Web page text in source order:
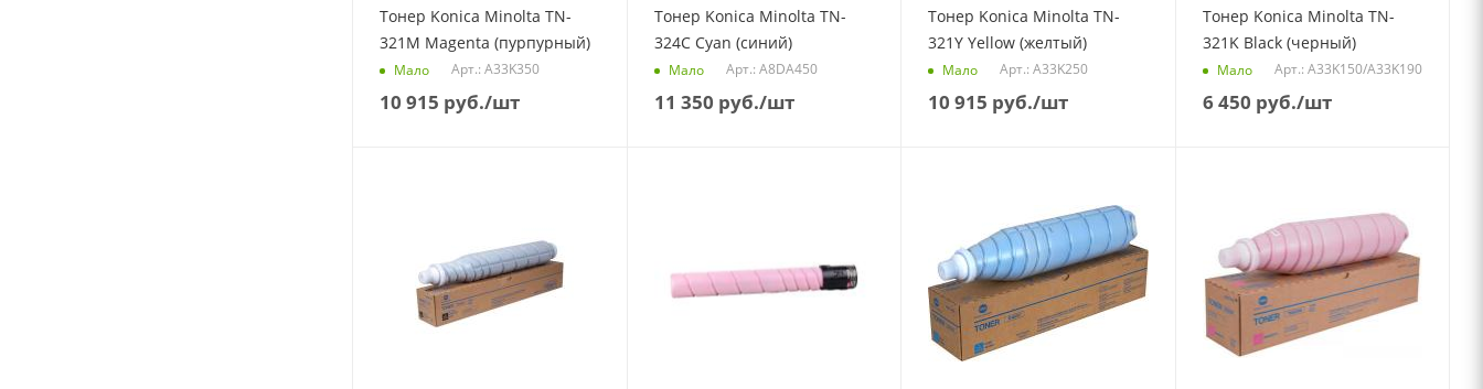
Тонер Konica Minolta TN-
321M Magenta (пурпурный)
Мало Арт.: A33K350
10 915 руб./шт
Тонер Konica Minolta TN-
324C Cyan (синий)
Мало Арт.: A8DA450
11 350 руб./шт
Тонер Konica Minolta TN-
321Y Yellow (желтый)
Мало Арт.: A33K250
10 915 руб./шт
Тонер Konica Minolta TN-
321K Black (черный)
Мало Арт.: A33K150/A33K190
6 450 руб./шт